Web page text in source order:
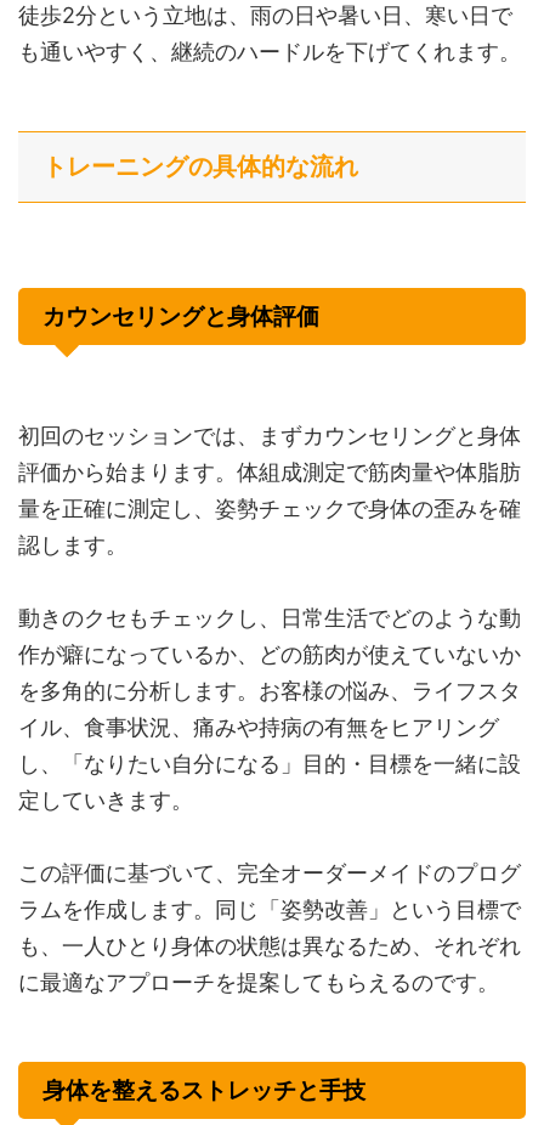
徒歩2分という立地は、雨の日や暑い日、寒い日で
も通いやすく、継続のハードルを下げてくれます。
トレーニングの具体的な流れ
カウンセリングと身体評価
初回のセッションでは、まずカウンセリングと身体
評価から始まります。体組成測定で筋肉量や体脂肪
量を正確に測定し、姿勢チェックで身体の歪みを確
認します。
動きのクセもチェックし、日常生活でどのような動
作が癖になっているか、どの筋肉が使えていないか
を多角的に分析します。お客様の悩み、ライフスタ
イル、食事状況、痛みや持病の有無をヒアリング
し、「なりたい自分になる」目的・目標を一緒に設
定していきます。
この評価に基づいて、完全オーダーメイドのプログ
ラムを作成します。同じ「姿勢改善」という目標で
も、一人ひとり身体の状態は異なるため、それぞれ
に最適なアプローチを提案してもらえるのです。
身体を整えるストレッチと手技